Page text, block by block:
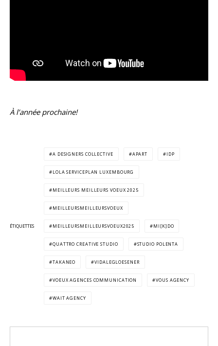
À l’année prochaine!
ÉTIQUETTES
A DESIGNERS COLLECTIVE APART IDP
LOLA SERVICEPLAN LUXEMBOURG
MEILLEURS MEILLEURS VOEUX 2025
MEILLEURSMEILLEURSVOEUX
MEILLEURSMEILLEURSVOEUX2025 MI[K]DO
QUATTRO CREATIVE STUDIO STUDIO POLENTA
TAKANEO VIDALEGLOESENER
VOEUX AGENCES COMMUNICATION VOUS AGENCY
WAIT AGENCY